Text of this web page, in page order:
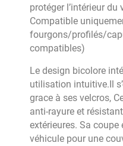
protéger l’intérieur
Compatible
fourgons/profilés/
compatibles)
Le design bicolore
utilisation intuitive.Il
grace à ses velcros,
anti-rayure et
extérieures. Sa
véhicule pour une